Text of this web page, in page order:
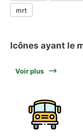
mrt
Icônes ayant le
Voir plus